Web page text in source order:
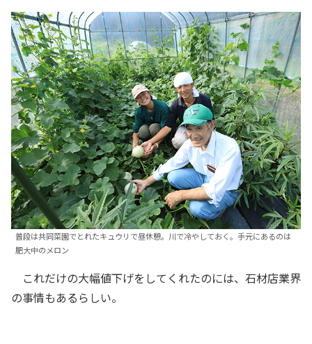
普段は共同菜園でとれたキュウリで昼休憩。川で冷やしておく。手元にあるのは
肥大中のメロン
これだけの大幅値下げをしてくれたのには、石材店業界
の事情もあるらしい。